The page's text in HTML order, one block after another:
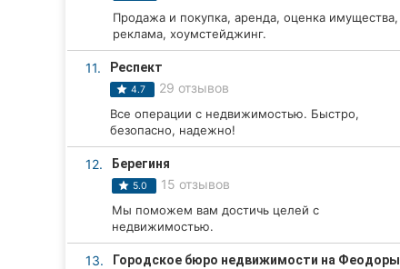
Ивано-Франковск
Продажа и покупка, аренда, оценка имущества,
реклама, хоумстейджинг.
11. Респект
4.7 29 отзывов
Все операции с недвижимостью. Быстро,
безопасно, надежно!
12. Берегиня
5.0 15 отзывов
Мы поможем вам достичь целей с
недвижимостью.
13.
Городское бюро недвижимости на Феодоры